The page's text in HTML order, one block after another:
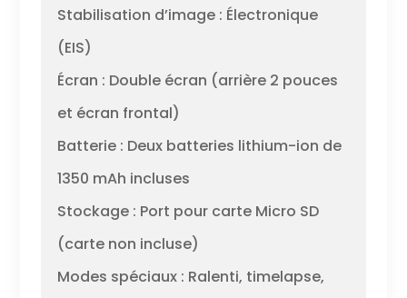
Stabilisation d’image : Électronique
(EIS)
Écran : Double écran (arrière 2 pouces
et écran frontal)
Batterie : Deux batteries lithium-ion de
1350 mAh incluses
Stockage : Port pour carte Micro SD
(carte non incluse)
Modes spéciaux : Ralenti, timelapse,